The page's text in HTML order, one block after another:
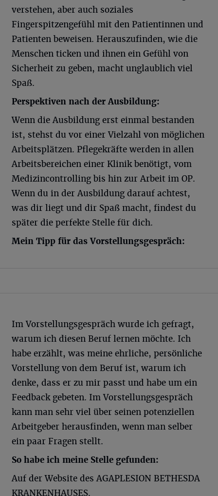
verstehen, aber auch soziales
Fingerspitzengefühl mit den Patientinnen und
Patienten beweisen. Herauszufinden, wie die
Menschen ticken und ihnen ein Gefühl von
Sicherheit zu geben, macht unglaublich viel
Spaß.
Perspektiven nach der Ausbildung:
Wenn die Ausbildung erst einmal bestanden
ist, stehst du vor einer Vielzahl von möglichen
Arbeitsplätzen. Pflegekräfte werden in allen
Arbeitsbereichen einer Klinik benötigt, vom
Medizincontrolling bis hin zur Arbeit im OP.
Wenn du in der Ausbildung darauf achtest,
was dir liegt und dir Spaß macht, findest du
später die perfekte Stelle für dich.
Mein Tipp für das Vorstellungsgespräch:
Im Vorstellungsgespräch wurde ich gefragt,
warum ich diesen Beruf lernen möchte. Ich
habe erzählt, was meine ehrliche, persönliche
Vorstellung von dem Beruf ist, warum ich
denke, dass er zu mir passt und habe um ein
Feedback gebeten. Im Vorstellungsgespräch
kann man sehr viel über seinen potenziellen
Arbeitgeber herausfinden, wenn man selber
ein paar Fragen stellt.
So habe ich meine Stelle gefunden:
Auf der Website des AGAPLESION BETHESDA
KRANKENHAUSES.